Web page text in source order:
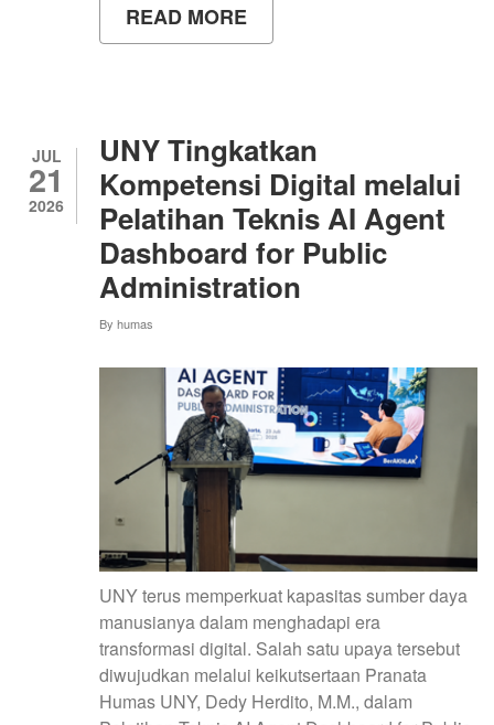
READ MORE
ASESMEN
PROGRAM
STUDI
S2
PENDIDIKAN
TEKNOLOGI
KEJURUAN
SEKOLAH
PASCASARJANA
OLEH
JUL
21
2026
UNY Tingkatkan
Kompetensi Digital melalui
Pelatihan Teknis AI Agent
Dashboard for Public
Administration
By humas
UNY terus memperkuat kapasitas sumber daya
manusianya dalam menghadapi era
transformasi digital. Salah satu upaya tersebut
diwujudkan melalui keikutsertaan Pranata
Humas UNY, Dedy Herdito, M.M., dalam